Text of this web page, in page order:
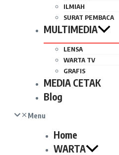
ILMIAH
SURAT PEMBACA
MULTIMEDIA
LENSA
WARTA TV
GRAFIS
MEDIA CETAK
Blog
Menu
Home
WARTA